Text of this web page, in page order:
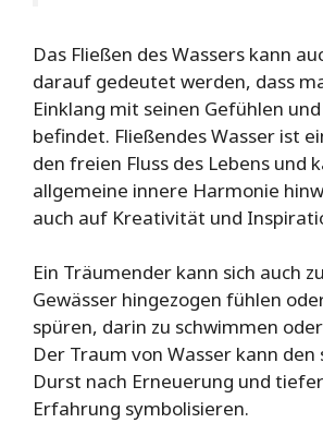
Das Fließen des Wassers kann
darauf gedeutet werden, dass
Einklang mit seinen Gefühlen
befindet. Fließendes Wasser ist
den freien Fluss des Lebens und
allgemeine innere Harmonie
auch auf Kreativität und
Ein Träumender kann sich auch
Gewässer hingezogen fühlen
spüren, darin zu schwimmen
Der Traum von Wasser kann den
Durst nach Erneuerung und
Erfahrung symbolisieren.